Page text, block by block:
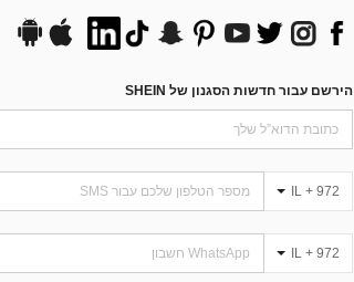
הירשם עבור חדשות הסגנון של SHEIN
IL + 972
IL + 972